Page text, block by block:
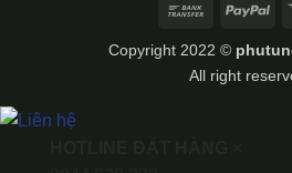
Bank
Copyright 2022 ©
All right